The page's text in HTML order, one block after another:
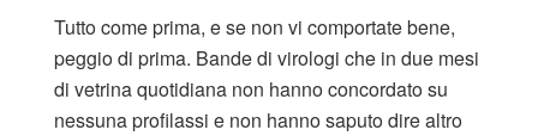
Tutto come prima, e se non vi comportate bene,
peggio di prima. Bande di virologi che in due mesi
di vetrina quotidiana non hanno concordato su
nessuna profilassi e non hanno saputo dire altro